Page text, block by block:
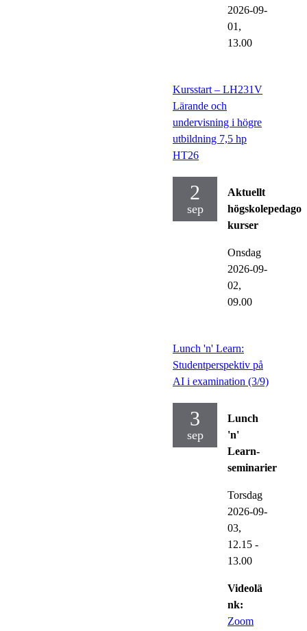
2026-09-
01,
13.00
Kursstart – LH231V
Lärande och
undervisning i högre
utbildning 7,5 hp
HT26
2
sep
Aktuellt
kurser
Onsdag
2026-09-
02,
09.00
Lunch 'n' Learn:
Studentperspektiv på
AI i examination (3/9)
3
sep
Lunch
'n'
Learn-
seminarier
Torsdag
2026-09-
03,
12.15 -
13.00
Videolä
nk:
Zoom